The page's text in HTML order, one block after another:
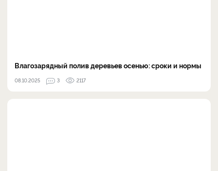
Влагозарядный полив деревьев осенью: сроки и нормы
08.10.2025 3 2117